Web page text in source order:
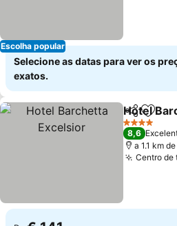
Escolha popular
Selecione as datas para ver os
exatos.
Partilhar
Hotel
4 Estrelas
8,6
a 1.1 km
Centro de